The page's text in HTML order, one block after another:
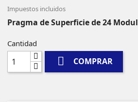
Impuestos incluidos
Pragma de Superficie de 24
Cantidad
 COMPRAR